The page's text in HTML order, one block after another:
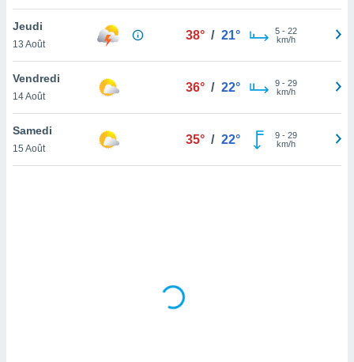
en
de
Jeudi
13 Août
38° / 21° 5- 22
km/h
Vendredi
14 Août
36° / 22° 9- 29
km/h
Samedi
15 Août
35° / 22° 9- 29
km/h